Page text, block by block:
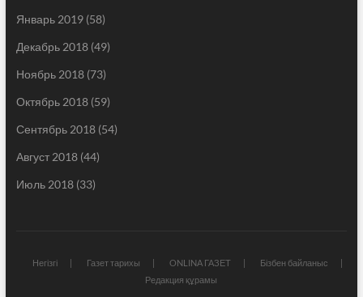
Январь 2019(58)
Декабрь 2018(49)
Ноябрь 2018(73)
Октябрь 2018(59)
Сентябрь 2018(54)
Август 2018(44)
Июль 2018(33)
Негізгі Газет тарихы ONLINA ГАЗЕТ
Бізбен байланыс
Редакция құрамы